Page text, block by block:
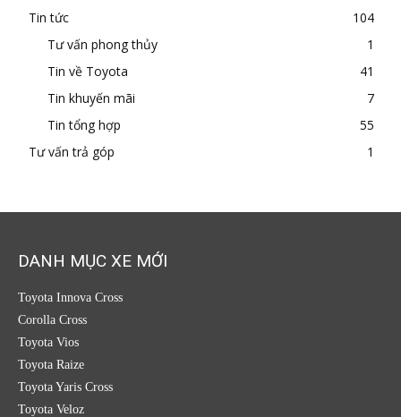
Tin tức
104
Tư vấn phong thủy
1
Tin về Toyota
41
Tin khuyến mãi
7
Tin tổng hợp
55
Tư vấn trả góp
1
DANH MỤC XE MỚI
Toyota Innova Cross
Corolla Cross
Toyota Vios
Toyota Raize
Toyota Yaris Cross
Toyota Veloz